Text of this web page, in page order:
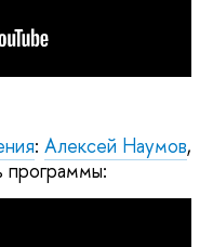
: Алексей Наумов,
программы: